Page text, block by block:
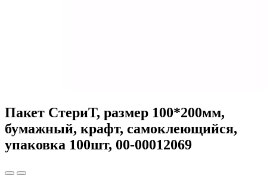
Пакет СтериТ, размер 100*200мм,
бумажный, крафт, самоклеющийся,
упаковка 100шт, 00-00012069